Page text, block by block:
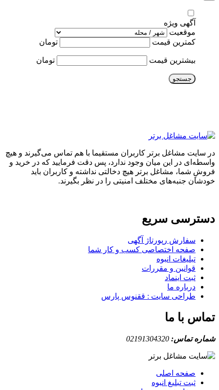
آگهی ویژه
موقعیت
کمترین قیمت
تومان
بیشترین قیمت تومان
جستجو
در سایت مشاغل برتر کاربران مستقیما با هم تماس می‌گیرند و هیچ
واسطه‌ای در این میان وجود ندارد، پس دقت فرمایید که در خرید و
فروشِ شما، مشاغل برتر هیچ دخالتی نداشته و کاربران باید
خودشان جنبه‌های مختلف امنیتی را در نظر بگیرند.
دسترسی سریع
سفارش رپورتاژ آگهی
صفحه اختصاصی کسب و کار شما
تبلیغات انبوه
قوانین و مقررات
ثبت اینماد
درباره ما
طراحی سایت : ققنوس پارس
تماس با ما
شماره تماس: 02191304320
صفحه اصلی
ثبت تبلیغ انبوه